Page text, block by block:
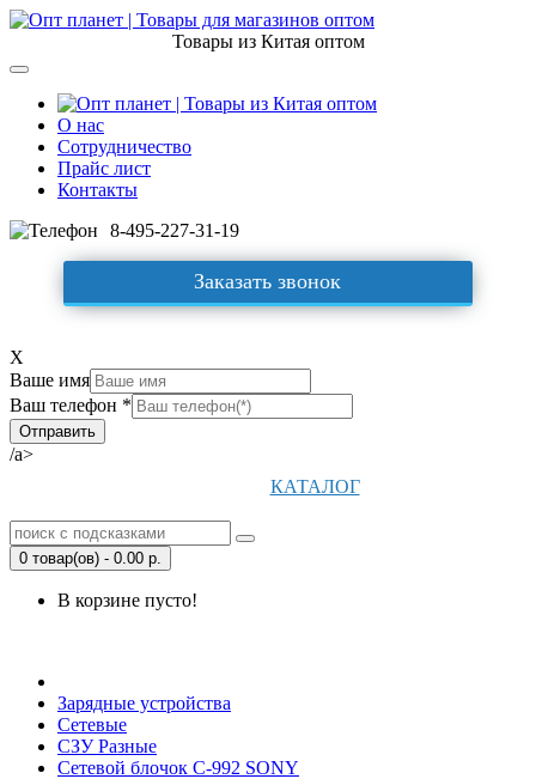
Товары из Китая оптом
О нас
Сотрудничество
Прайс лист
Контакты
8-495-227-31-19
Заказать звонок
X
Ваше имя
Ваш телефон *
/a>
КАТАЛОГ
0 товар(ов) - 0.00 р.
В корзине пусто!
Зарядные устройства
Сетевые
СЗУ Разные
Сетевой блочок C-992 SONY